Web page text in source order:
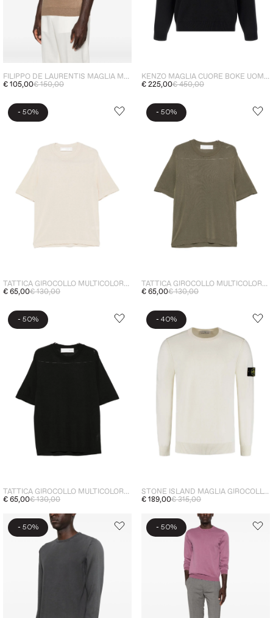
FILIPPO DE LAURENTIS MAGLIA MANICHE CORTE UOMO MARRONE
€ 105,00€ 150,00
KENZO MAGLIA CUORE BOKE UOMO NERO
€ 225,00€ 450,00
- 50%
TATTICA GIROCOLLO MULTICOLORE UOMO
€ 65,00€ 130,00
- 50%
TATTICA GIROCOLLO MULTICOLORE UOMO
€ 65,00€ 130,00
- 50%
TATTICA GIROCOLLO MULTICOLORE UOMO
€ 65,00€ 130,00
- 40%
STONE ISLAND MAGLIA GIROCOLLO UOMO BIANCO
€ 189,00€ 315,00
- 50% - 50%